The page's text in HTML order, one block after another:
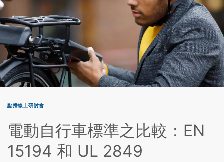
點播線上研討會
電動自行車標準之比較：EN
15194 和 UL 2849